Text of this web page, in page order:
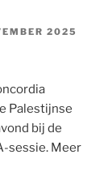
2025
Palestijnse
bij de
sessie. Meer